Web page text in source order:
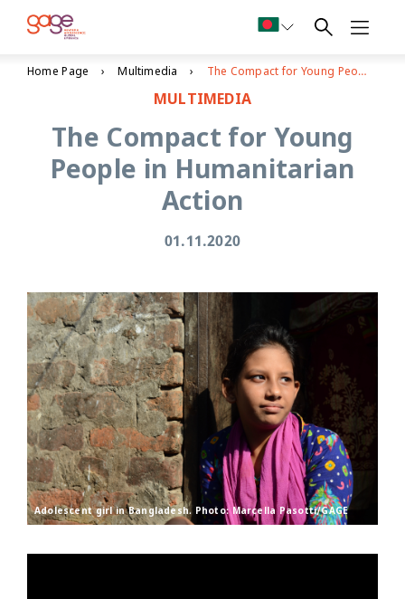
Home Page Multimedia The Compact for Young People in Humanitarian Action
MULTIMEDIA
The Compact for Young
People in Humanitarian
Action
01.11.2020
Adolescent girl in Bangladesh. Photo: Marcella Pasotti/GAGE